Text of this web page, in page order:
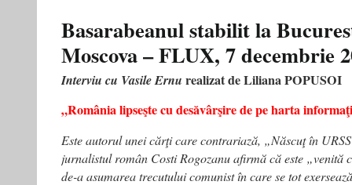
nostru,
ramane
erou
Vasile
nu
se
Basarabeanul stabilit la
Moscova – FLUX, 7 decembrie
Interviu cu Vasile Ernu realizat de Liliana POPUSOI
„România lipseşte cu desăvârşire de pe harta
Este autorul unei cărţi care contrariază, „Născuţ în
jurnalistul român Costi Rogozanu afirmă că este „venită
de-a asumarea trecutului comunist în care se tot